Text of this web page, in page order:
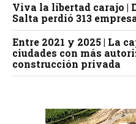
Viva la libertad carajo |
Salta perdió 313
Entre 2021 y 2025 | La
ciudades con más
construcción privada